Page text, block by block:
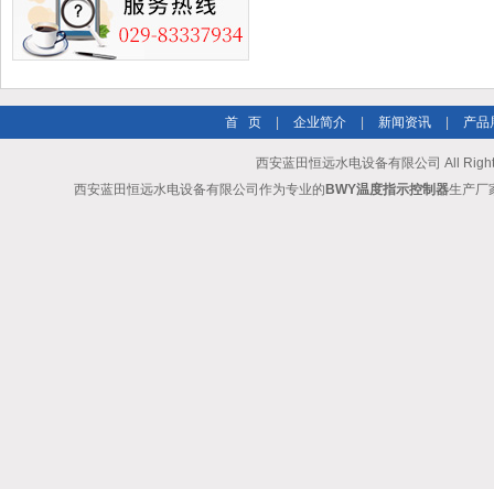
首 页 企业简介 新闻资讯 产品
西安蓝田恒远水电设备有限公司 All
西安蓝田恒远水电设备有限公司作为专业的 BWY温度指示控制器生产厂